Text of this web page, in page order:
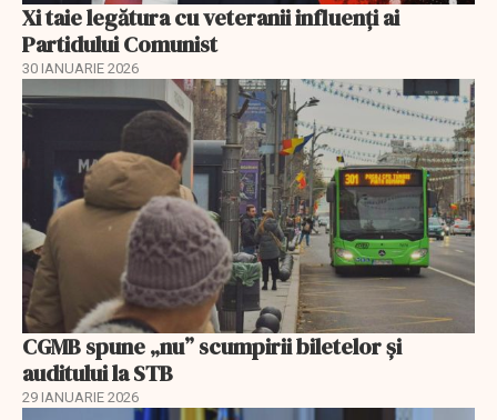
Xi taie legătura cu veteranii influenți ai
Partidului Comunist
30 IANUARIE 2026
CGMB spune „nu” scumpirii biletelor și
auditului la STB
29 IANUARIE 2026